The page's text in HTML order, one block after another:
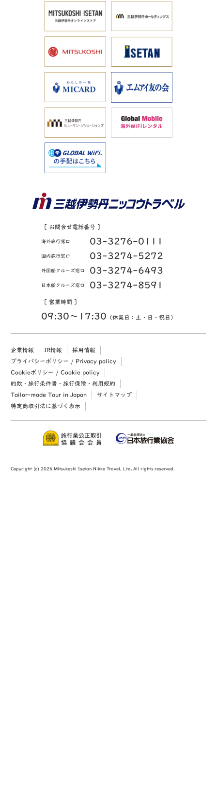
［ お問合せ電話番号 ］
海外旅行窓口 03-3276-0111
国内旅行窓口 03-3274-5272
外国船クルーズ窓口 03-3274-6493
日本船クルーズ窓口 03-3274-8591
［ 営業時間 ］
09:30〜17:30 （休業日：土・日・祝日）
企業情報 IR情報
採用情報
プライバシーポリシー / Privacy policy
Cookieポリシー / Cookie policy
約款・旅行条件書・旅行保険・利用規約
Tailor-made Tour in Japan
サイトマップ
特定商取引法に基づく表示
Copyright (c) 2026 Mitsukoshi Isetan Nikko Travel, Ltd. All rights reserved.